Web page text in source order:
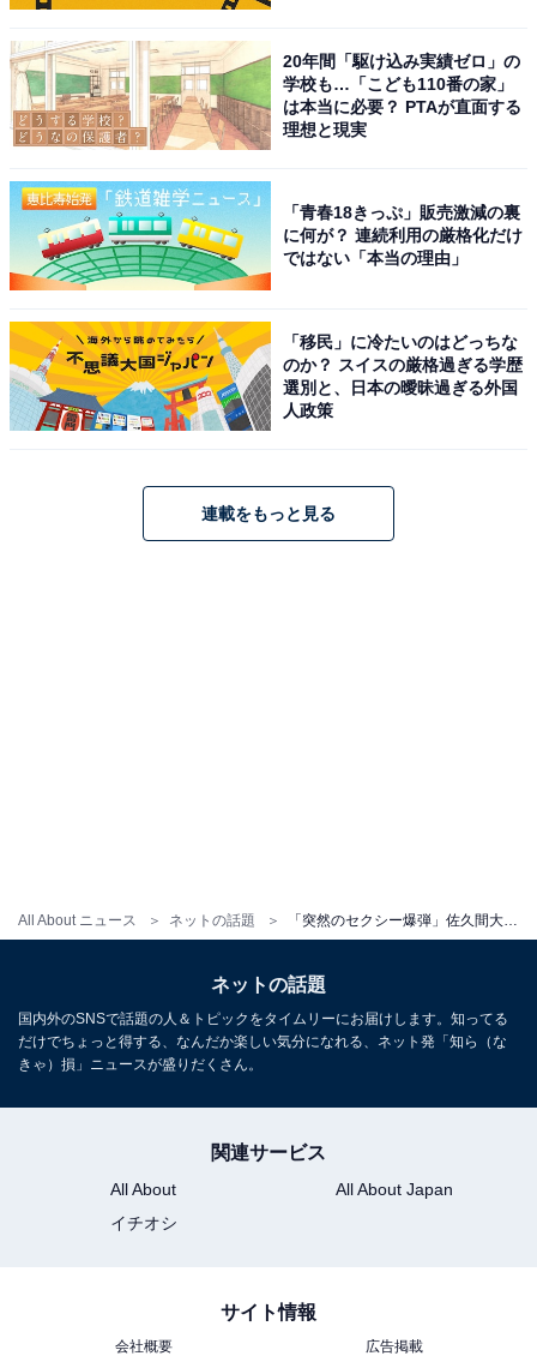
All About ニュース ネットの話題 「突然のセクシー爆弾」佐久間大介、イケメンな姿に反響！ 「え色気やばくないw？」「刺激が強すぎる」
20年間「駆け込み実績ゼロ」の
学校も…「こども110番の家」
は本当に必要？ PTAが直面する
理想と現実
「青春18きっぷ」販売激減の裏
に何が？ 連続利用の厳格化だけ
ではない「本当の理由」
「移民」に冷たいのはどっちな
のか？ スイスの厳格過ぎる学歴
選別と、日本の曖昧過ぎる外国
人政策
連載をもっと見る
ネットの話題
国内外のSNSで話題の人＆トピックをタイムリーにお届けします。知ってる
だけでちょっと得する、なんだか楽しい気分になれる、ネット発「知ら（な
きゃ）損」ニュースが盛りだくさん。
関連サービス
All About
All About Japan
イチオシ
サイト情報
会社概要 広告掲載